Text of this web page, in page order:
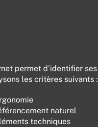
permet d’identifier ses
les critères suivants :
naturel
techniques